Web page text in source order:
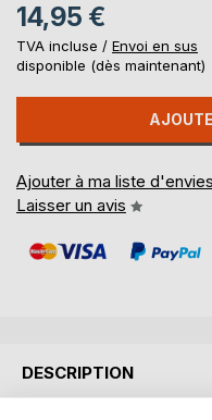
14,95 €
TVA incluse / Envoi en sus
disponible (dès maintenant)
Ajouter à ma liste d'envies
Laisser un avis
DESCRIPTION